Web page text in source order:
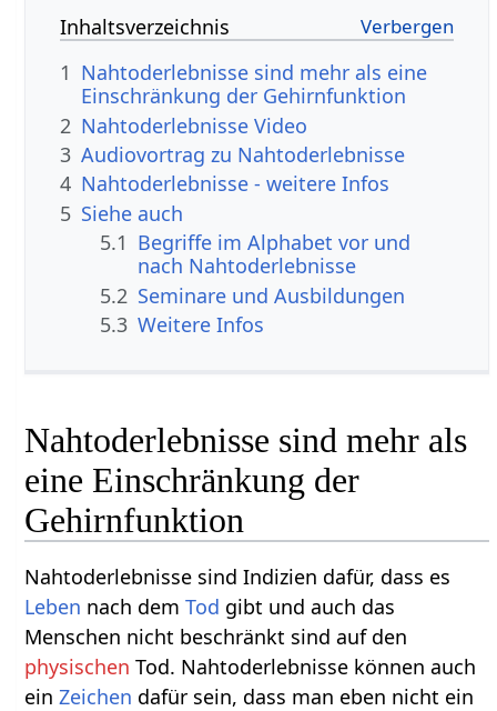
Inhaltsverzeichnis
1 Nahtoderlebnisse sind mehr als eine
Einschränkung der Gehirnfunktion
2 Nahtoderlebnisse Video
3 Audiovortrag zu Nahtoderlebnisse
4 Nahtoderlebnisse - weitere Infos
5 Siehe auch
5.1 Begriffe im Alphabet vor und
nach Nahtoderlebnisse
5.2 Seminare und Ausbildungen
5.3 Weitere Infos
Nahtoderlebnisse sind mehr als
eine Einschränkung der
Gehirnfunktion
Nahtoderlebnisse sind Indizien dafür, dass es
Leben nach demTod gibt und auch das
Menschen nicht beschränkt sind auf den
physischen Tod. Nahtoderlebnisse können auch
einZeichen dafür sein, dass man eben nicht ein